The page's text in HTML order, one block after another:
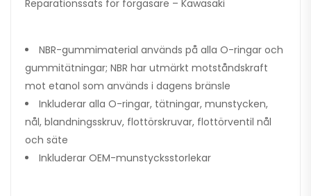
Reparationssats för förgasare – Kawasaki
NBR-gummimaterial används på alla O-ringar och
gummitätningar; NBR har utmärkt motståndskraft
mot etanol som används i dagens bränsle
Inkluderar alla O-ringar, tätningar, munstycken,
nål, blandningsskruv, flottörskruvar, flottörventil nål
och säte
Inkluderar OEM-munstycksstorlekar